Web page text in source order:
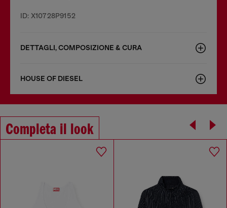
ID: X10728P9152
DETTAGLI, COMPOSIZIONE & CURA
HOUSE OF DIESEL
Completa il look